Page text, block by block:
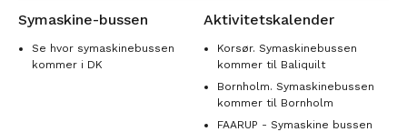
Symaskine-bussen
Se hvor symaskinebussen
kommer i DK
Aktivitetskalender
Korsør. Symaskinebussen
kommer til Baliquilt
Bornholm. Symaskinebussen
kommer til Bornholm
FAARUP - Symaskine bussen